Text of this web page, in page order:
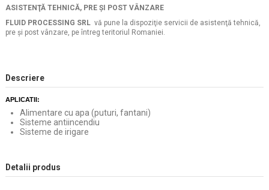
ASISTENŢĂ TEHNICĂ, PRE ŞI POST VÂNZARE
FLUID PROCESSING SRL vă pune la dispoziţie servicii de asistenţă tehnică,
pre şi post vânzare, pe întreg teritoriul Romaniei.
Descriere
APLICATII:
Alimentare cu apa (puturi, fantani)
Sisteme antiincendiu
Sisteme de irigare
Detalii produs